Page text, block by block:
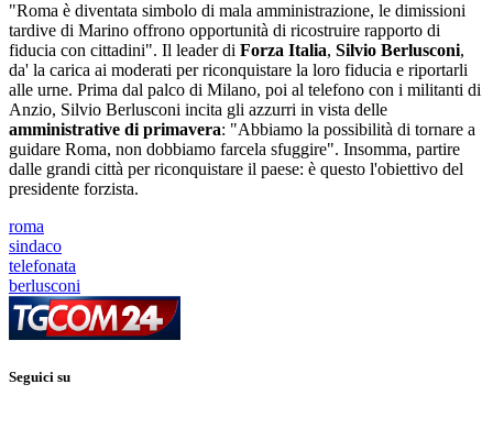
"Roma è diventata simbolo di mala amministrazione, le dimissioni
tardive di Marino offrono opportunità di ricostruire rapporto di
fiducia con cittadini". Il leader di Forza Italia, Silvio Berlusconi,
da' la carica ai moderati per riconquistare la loro fiducia e riportarli
alle urne. Prima dal palco di Milano, poi al telefono con i militanti di
Anzio, Silvio Berlusconi incita gli azzurri in vista delle
amministrative di primavera: "Abbiamo la possibilità di tornare a
guidare Roma, non dobbiamo farcela sfuggire". Insomma, partire
dalle grandi città per riconquistare il paese: è questo l'obiettivo del
presidente forzista.
roma
sindaco
telefonata
berlusconi
Seguici su